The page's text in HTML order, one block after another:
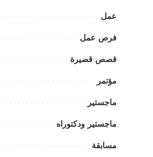
عمل
فرص عمل
قصص قصيرة
مؤتمر
ماجستير
ماجستير ودكتوراه
مسابقة